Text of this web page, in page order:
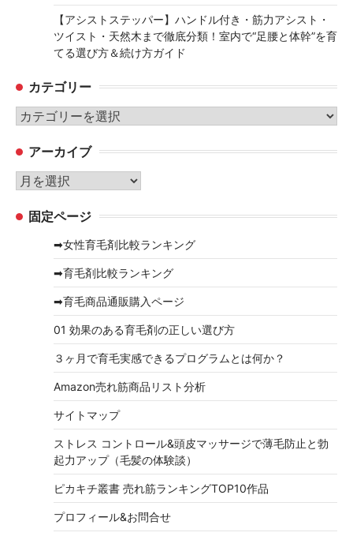
【アシストステッパー】ハンドル付き・筋力アシスト・
ツイスト・天然木まで徹底分類！室内で“足腰と体幹”を育
てる選び方＆続け方ガイド
カテゴリー
カ
ゴ
リ
ー
アーカイブ
ア
カ 固定ページ
➡女性育毛剤比較ランキング
➡育毛剤比較ランキング
➡育毛商品通販購入ページ
01 効果のある育毛剤の正しい選び方
３ヶ月で育毛実感できるプログラムとは何か？
Amazon売れ筋商品リスト分析
サイトマップ
ストレス コントロール&頭皮マッサージで薄毛防止と勃
起力アップ（毛髪の体験談）
ピカキチ叢書 売れ筋ランキングTOP10作品
プロフィール&お問合せ